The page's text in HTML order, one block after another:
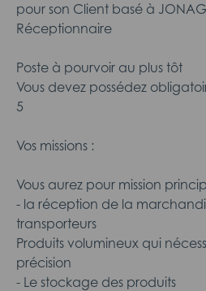
pour son Client basé à
Réceptionnaire
Poste à pourvoir au plus tôt
Vous devez possédez
5
Vos missions :
Vous aurez pour mission
- la réception de la
transporteurs
Produits volumineux qui
précision
- Le stockage des produits